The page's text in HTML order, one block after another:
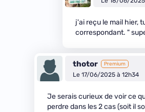
j'ai reçu le mail hier,
correspondant. "
thotor Premium
Le 17/06/2025 à 12h34
Je serais curieux de voir ce
perdre dans les 2 cas (soit il